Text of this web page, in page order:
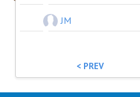
JM
< PREV